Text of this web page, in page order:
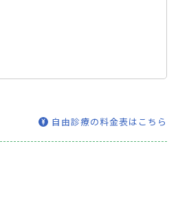
自由診療の料金表はこちら